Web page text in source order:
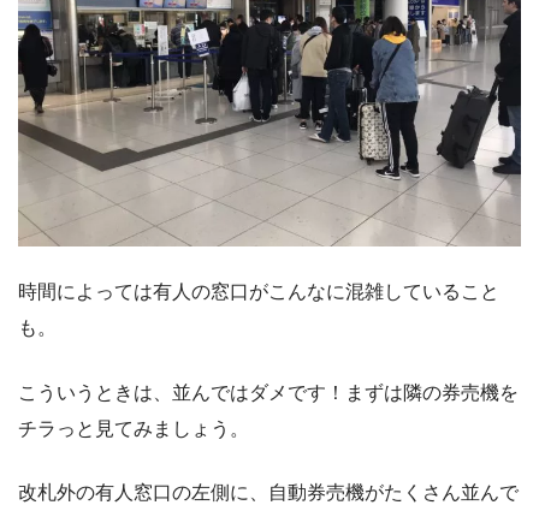
時間によっては有人の窓口がこんなに混雑していること
も。
こういうときは、並んではダメです！まずは隣の券売機を
チラっと見てみましょう。
改札外の有人窓口の左側に、自動券売機がたくさん並んで